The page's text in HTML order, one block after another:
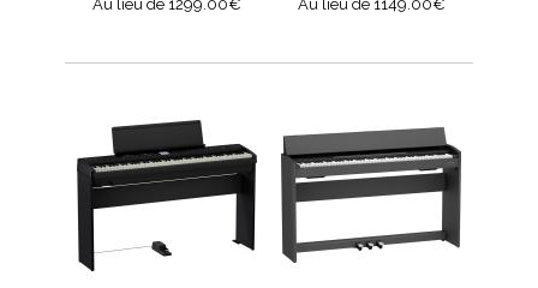
Au lieu de 1299.00€ Au lieu de 1149.00€